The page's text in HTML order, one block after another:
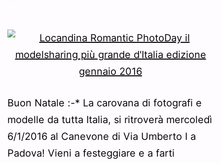
Buon Natale :-* La carovana di fotografi e
modelle da tutta Italia, si ritroverà mercoledì
6/1/2016 al Canevone di Via Umberto I a
Padova! Vieni a festeggiare e a farti